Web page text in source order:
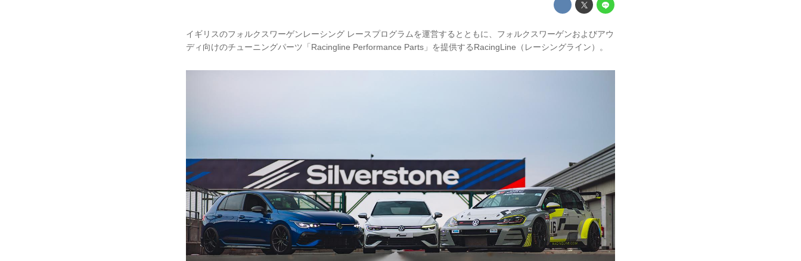
イギリスのフォルクスワーゲンレーシング レースプログラムを運営するとともに、フォルクスワーゲンおよびアウ
ディ向けのチューニングパーツ「Racingline Performance Parts」を提供するRacingLine（レーシングライン）。